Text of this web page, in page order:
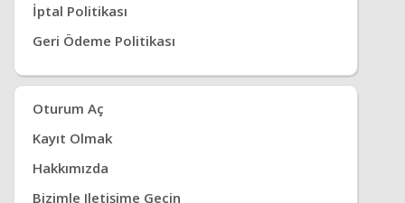
İptal Politikası
Geri Ödeme Politikası
Oturum Aç
Kayıt Olmak
Hakkımızda
Bizimle Iletişime Geçin